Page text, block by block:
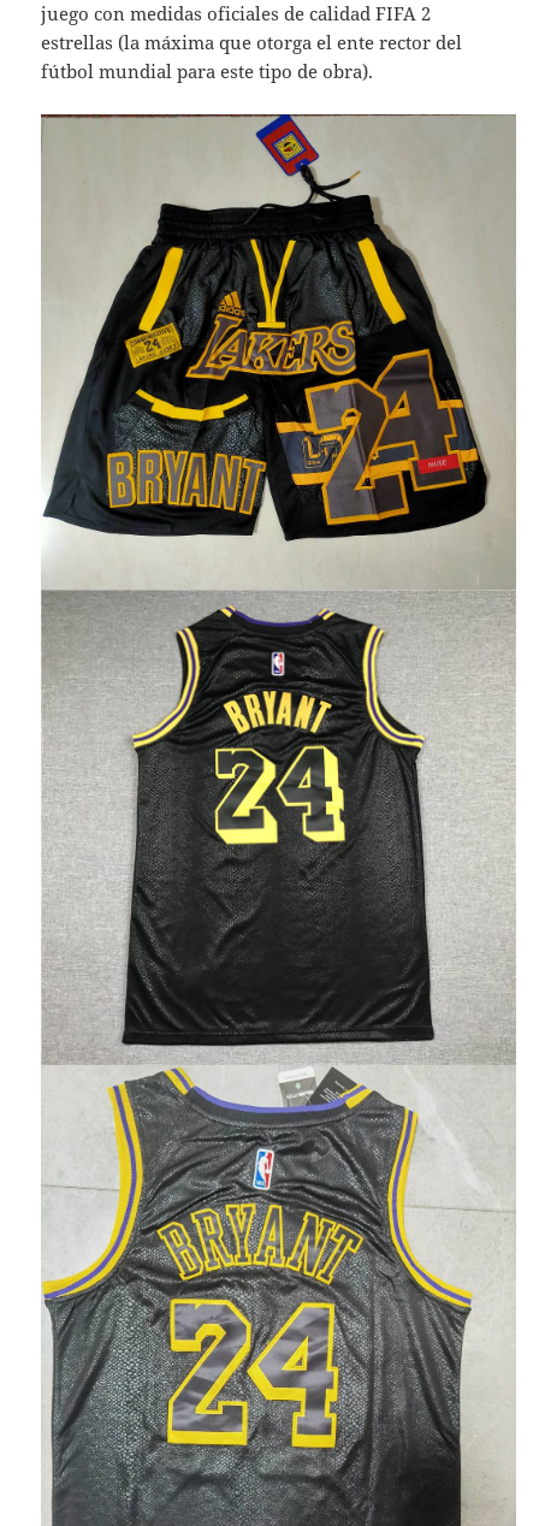
juego con medidas oficiales de calidad FIFA 2
estrellas (la máxima que otorga el ente rector del
fútbol mundial para este tipo de obra).